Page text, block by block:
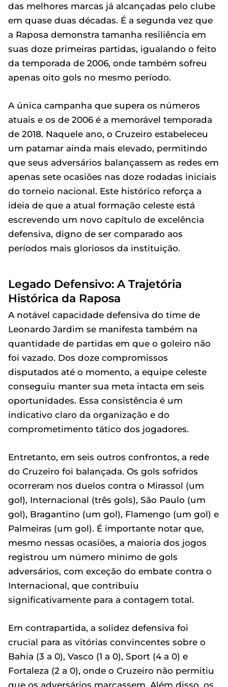
das melhores marcas já alcançadas pelo clube
em quase duas décadas. É a segunda vez que
a Raposa demonstra tamanha resiliência em
suas doze primeiras partidas, igualando o feito
da temporada de 2006, onde também sofreu
apenas oito gols no mesmo período.
A única campanha que supera os números
atuais e os de 2006 é a memorável temporada
de 2018. Naquele ano, o Cruzeiro estabeleceu
um patamar ainda mais elevado, permitindo
que seus adversários balançassem as redes em
apenas sete ocasiões nas doze rodadas iniciais
do torneio nacional. Este histórico reforça a
ideia de que a atual formação celeste está
escrevendo um novo capítulo de excelência
defensiva, digno de ser comparado aos
períodos mais gloriosos da instituição.
Legado Defensivo: A Trajetória
Histórica da Raposa
A notável capacidade defensiva do time de
Leonardo Jardim se manifesta também na
quantidade de partidas em que o goleiro não
foi vazado. Dos doze compromissos
disputados até o momento, a equipe celeste
conseguiu manter sua meta intacta em seis
oportunidades. Essa consistência é um
indicativo claro da organização e do
comprometimento tático dos jogadores.
Entretanto, em seis outros confrontos, a rede
do Cruzeiro foi balançada. Os gols sofridos
ocorreram nos duelos contra o Mirassol (um
gol), Internacional (três gols), São Paulo (um
gol), Bragantino (um gol), Flamengo (um gol) e
Palmeiras (um gol). É importante notar que,
mesmo nessas ocasiões, a maioria dos jogos
registrou um número mínimo de gols
adversários, com exceção do embate contra o
Internacional, que contribuiu
significativamente para a contagem total.
Em contrapartida, a solidez defensiva foi
crucial para as vitórias convincentes sobre o
Bahia (3 a 0), Vasco (1 a 0), Sport (4 a 0) e
Fortaleza (2 a 0), onde o Cruzeiro não permitiu
que os adversários marcassem. Além disso, os